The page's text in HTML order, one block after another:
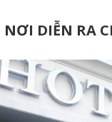
DIỄN RA